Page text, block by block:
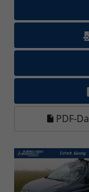
PDF-